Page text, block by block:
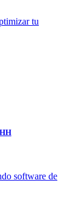
tu
software de